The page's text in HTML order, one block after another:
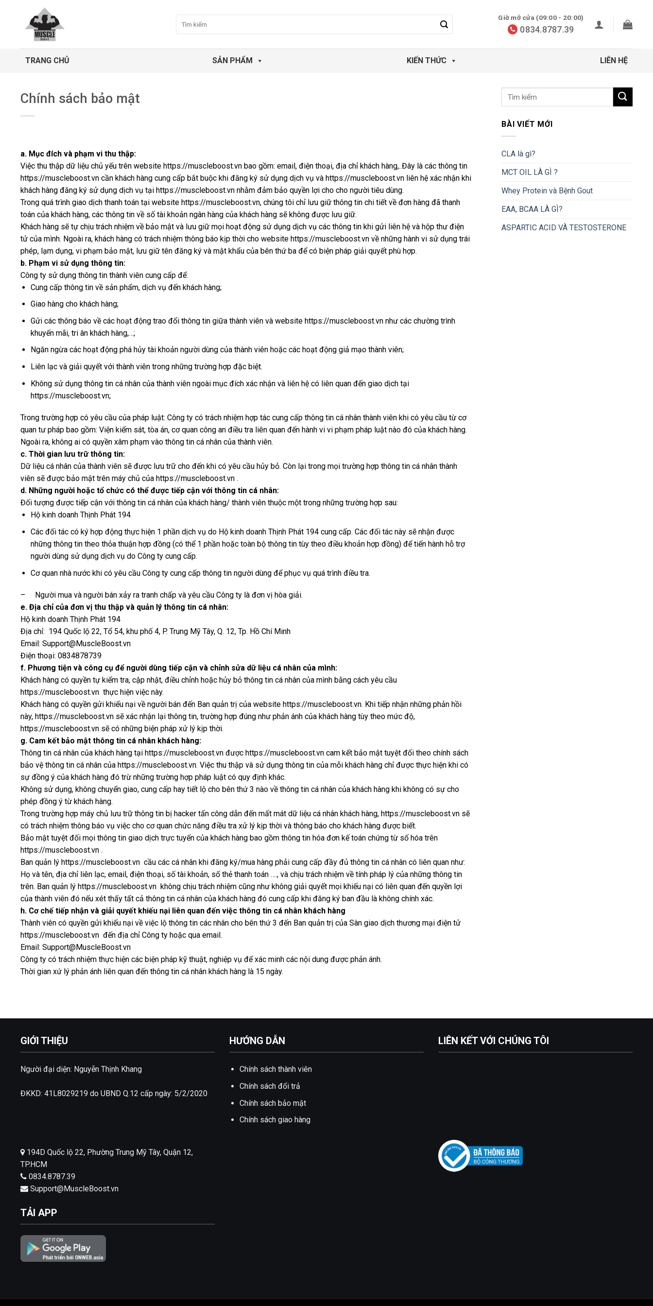
kiếm:
Giờ mở cửa (09:00 - 20:00)
0834.8787.39
TRANG CHỦ SẢN PHẨM KIẾN THỨC LIÊN HỆ
Chính sách bảo mật
a. Mục đích và phạm vi thu thập:
Việc thu thập dữ liệu chủ yếu trên website https://muscleboost.vn bao gồm: email, điện thoại, địa chỉ khách hàng,..Đây là các thông tin
https://muscleboost.vn cần khách hàng cung cấp bắt buộc khi đăng ký sử dụng dịch vụ và https://muscleboost.vn liên hệ xác nhận khi
khách hàng đăng ký sử dụng dịch vụ tại https://muscleboost.vn nhằm đảm bảo quyền lợi cho cho người tiêu dùng.
Trong quá trình giao dịch thanh toán tại website https://muscleboost.vn, chúng tôi chỉ lưu giữ thông tin chi tiết về đơn hàng đã thanh
toán của khách hàng, các thông tin về số tài khoản ngân hàng của khách hàng sẽ không được lưu giữ.
Khách hàng sẽ tự chịu trách nhiệm về bảo mật và lưu giữ mọi hoạt động sử dụng dịch vụ các thông tin khi gửi liên hệ và hộp thư điện
tử của mình. Ngoài ra, khách hàng có trách nhiệm thông báo kịp thời cho website https://muscleboost.vn về những hành vi sử dụng trái
phép, lạm dụng, vi phạm bảo mật, lưu giữ tên đăng ký và mật khẩu của bên thứ ba để có biện pháp giải quyết phù hợp.
b. Phạm vi sử dụng thông tin:
Công ty sử dụng thông tin thành viên cung cấp để:
Cung cấp thông tin về sản phẩm, dịch vụ đến khách hàng;
Giao hàng cho khách hàng;
Gửi các thông báo về các hoạt động trao đổi thông tin giữa thành viên và website https://muscleboost.vn như các chường trình
khuyến mãi, tri ân khách hàng,…;
Ngăn ngừa các hoạt động phá hủy tài khoản người dùng của thành viên hoặc các hoạt động giả mạo thành viên;
Liên lạc và giải quyết với thành viên trong những trường hợp đặc biệt.
Không sử dụng thông tin cá nhân của thành viên ngoài mục đích xác nhận và liên hệ có liên quan đến giao dịch tại
https://muscleboost.vn;
Trong trường hợp có yêu cầu của pháp luật: Công ty có trách nhiệm hợp tác cung cấp thông tin cá nhân thành viên khi có yêu cầu từ cơ
quan tư pháp bao gồm: Viện kiểm sát, tòa án, cơ quan công an điều tra liên quan đến hành vi vi phạm pháp luật nào đó của khách hàng.
Ngoài ra, không ai có quyền xâm phạm vào thông tin cá nhân của thành viên.
c. Thời gian lưu trữ thông tin:
Dữ liệu cá nhân của thành viên sẽ được lưu trữ cho đến khi có yêu cầu hủy bỏ. Còn lại trong mọi trường hợp thông tin cá nhân thành
viên sẽ được bảo mật trên máy chủ của https://muscleboost.vn .
d. Những người hoặc tổ chức có thể được tiếp cận với thông tin cá nhân:
Đối tượng được tiếp cận với thông tin cá nhân của khách hàng/ thành viên thuộc một trong những trường hợp sau:
Hộ kinh doanh Thịnh Phát 194
Các đối tác có ký hợp động thực hiện 1 phần dịch vụ do Hộ kinh doanh Thịnh Phát 194 cung cấp. Các đối tác này sẽ nhận được
những thông tin theo thỏa thuận hợp đồng (có thể 1 phần hoặc toàn bộ thông tin tùy theo điều khoản hợp đồng) để tiến hành hỗ trợ
người dùng sử dụng dịch vụ do Công ty cung cấp.
Cơ quan nhà nước khi có yêu cầu Công ty cung cấp thông tin người dùng để phục vụ quá trình điều tra.
– Người mua và người bán xảy ra tranh chấp và yêu cầu Công ty là đơn vị hòa giải.
e. Địa chỉ của đơn vị thu thập và quản lý thông tin cá nhân:
Hộ kinh doanh Thịnh Phát 194
Địa chỉ: 194 Quốc lộ 22, Tổ 54, khu phố 4, P. Trung Mỹ Tây, Q. 12, Tp. Hồ Chí Minh
Email: Support@MuscleBoost.vn
Điện thoại: 0834878739
f. Phương tiện và công cụ để người dùng tiếp cận và chỉnh sửa dữ liệu cá nhân của mình:
Khách hàng có quyền tự kiểm tra, cập nhật, điều chỉnh hoặc hủy bỏ thông tin cá nhân của mình bằng cách yêu cầu
https://muscleboost.vn thực hiện việc này.
Khách hàng có quyền gửi khiếu nại về người bán đến Ban quản trị của website https://muscleboost.vn. Khi tiếp nhận những phản hồi
này, https://muscleboost.vn sẽ xác nhận lại thông tin, trường hợp đúng như phản ánh của khách hàng tùy theo mức độ,
https://muscleboost.vn sẽ có những biện pháp xử lý kịp thời.
g. Cam kết bảo mật thông tin cá nhân khách hàng:
Thông tin cá nhân của khách hàng tại https://muscleboost.vn được https://muscleboost.vn cam kết bảo mật tuyệt đối theo chính sách
bảo vệ thông tin cá nhân của https://muscleboost.vn. Việc thu thập và sử dụng thông tin của mỗi khách hàng chỉ được thực hiện khi có
sự đồng ý của khách hàng đó trừ những trường hợp pháp luật có quy định khác.
Không sử dụng, không chuyển giao, cung cấp hay tiết lộ cho bên thứ 3 nào về thông tin cá nhân của khách hàng khi không có sự cho
phép đồng ý từ khách hàng.
Trong trường hợp máy chủ lưu trữ thông tin bị hacker tấn công dẫn đến mất mát dữ liệu cá nhân khách hàng, https://muscleboost.vn sẽ
có trách nhiệm thông báo vụ việc cho cơ quan chức năng điều tra xử lý kịp thời và thông báo cho khách hàng được biết.
Bảo mật tuyệt đối mọi thông tin giao dịch trực tuyến của khách hàng bao gồm thông tin hóa đơn kế toán chứng từ số hóa trên
https://muscleboost.vn .
Ban quản lý https://muscleboost.vn cầu các cá nhân khi đăng ký/mua hàng phải cung cấp đầy đủ thông tin cá nhân có liên quan như:
Họ và tên, địa chỉ liên lạc, email, điện thoại, số tài khoản, số thẻ thanh toán …., và chịu trách nhiệm về tính pháp lý của những thông tin
trên. Ban quản lý https://muscleboost.vn không chịu trách nhiệm cũng như không giải quyết mọi khiếu nại có liên quan đến quyền lợi
của thành viên đó nếu xét thấy tất cả thông tin cá nhân của khách hàng đó cung cấp khi đăng ký ban đầu là không chính xác.
h. Cơ chế tiếp nhận và giải quyết khiếu nại liên quan đến việc thông tin cá nhân khách hàng
Thành viên có quyền gửi khiếu nại về việc lộ thông tin các nhân cho bên thứ 3 đến Ban quản trị của Sàn giao dịch thương mại điện tử
https://muscleboost.vn đến địa chỉ Công ty hoặc qua email.
Email: Support@MuscleBoost.vn
Công ty có trách nhiệm thực hiện các biện pháp kỹ thuật, nghiệp vụ để xác minh các nội dung được phản ánh.
Thời gian xứ lý phản ánh liên quan đến thông tin cá nhân khách hàng là 15 ngày.
BÀI VIẾT MỚI
CLA là gì?
MCT OIL LÀ GÌ ?
Whey Protein và Bệnh Gout
EAA, BCAA LÀ GÌ?
ASPARTIC ACID VÀ TESTOSTERONE
GIỚI THIỆU
Người đại diện: Nguyễn Thịnh Khang
ĐKKD: 41L8029219 do UBND Q.12 cấp ngày: 5/2/2020
194D Quốc lộ 22, Phường Trung Mỹ Tây, Quận 12,
TP.HCM
0834.8787.39
Support@MuscleBoost.vn
TẢI APP
HƯỚNG DẪN
Chính sách thành viên
Chính sách đổi trả
Chính sách bảo mật
Chính sách giao hàng
LIÊN KẾT VỚI CHÚNG TÔI